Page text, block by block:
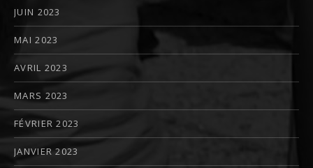
JUIN 2023
MAI 2023
AVRIL 2023
MARS 2023
FÉVRIER 2023
JANVIER 2023